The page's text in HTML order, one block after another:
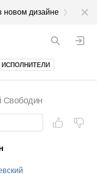
новом дизайне
ИСПОЛНИТЕЛИ
Свободин